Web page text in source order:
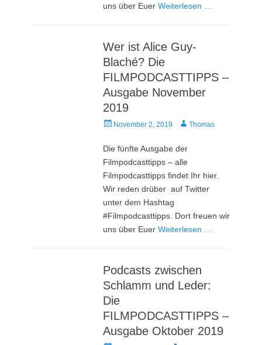
uns über EuerWeiterlesen …
Wer ist Alice Guy-
Blaché? Die
FILMPODCASTTIPPS –
Ausgabe November
2019
Veröffentlicht
November 2, 2019 AutorThomas
Die fünfte Ausgabe der
Filmpodcasttipps – alle
Filmpodcasttipps findet Ihr hier.
Wir reden drüber auf Twitter
unter dem Hashtag
#Filmpodcasttipps. Dort freuen wir
uns über EuerWeiterlesen …
Podcasts zwischen
Schlamm und Leder:
Die
FILMPODCASTTIPPS –
Ausgabe Oktober 2019